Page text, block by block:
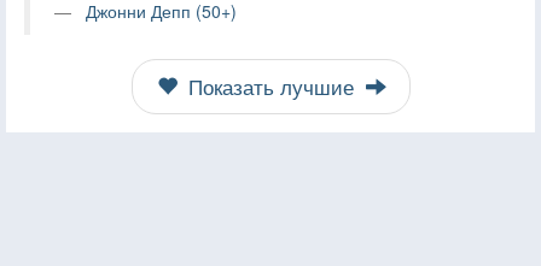
Джонни Депп (50+)
Показать лучшие